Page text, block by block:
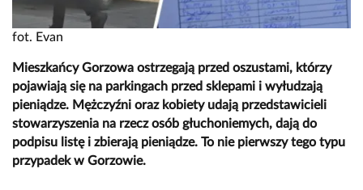
fot. Evan
Mieszkańcy Gorzowa ostrzegają przed oszustami, którzy
pojawiają się na parkingach przed sklepami i wyłudzają
pieniądze. Mężczyźni oraz kobiety udają przedstawicieli
stowarzyszenia na rzecz osób głuchoniemych, dają do
podpisu listę i zbierają pieniądze. To nie pierwszy tego typu
przypadek w Gorzowie.